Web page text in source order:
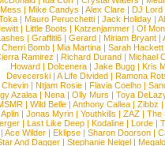
Mess | Mike Candys | Alex Clare | DJ Lord
| Mauro Perucchetti | Jack Holiday |
|Little Boots |Katzenjammer |Of
|Graffiti6 |Gerard |Miriam Bryant |
Cherri Bomb | Mia Martina | Sarah Hackett
Ramirez | Richard Durand | Michael
Howard |Dolcenera |Jake Bugg |Kris
Devecerski |A Life Divided |Ramona
Chevin |Ntjam Rosie |Flavia Coelho |
Azalea | Nena | Olly Murs | Toya
|Wild Belle |Anthony Callea |Zibbz
Aplin | Jonas Myrin | Youthkills | ZAZ | The
|Last Like Deep |Kodaline |Lorde |
|Ace Wilder |Eklipse |Sharon Doorson |
And Dagger | Stephanie Neigel |